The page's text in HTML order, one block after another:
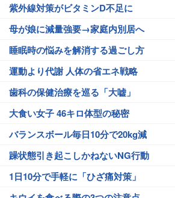
紫外線対策がビタミンD不足に
母が娘に減量強要→家庭内別居へ
睡眠時の悩みを解消する過ごし方
運動より代謝 人体の省エネ戦略
歯科の保健治療を巡る「大嘘」
大食い女子 46キロ体型の秘密
バランスボール毎日10分で20kg減
躁状態引き起こしかねないNG行動
1日10分で手軽に「ひざ痛対策」